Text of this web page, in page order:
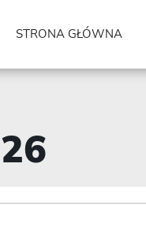
STRONA GŁÓWNA